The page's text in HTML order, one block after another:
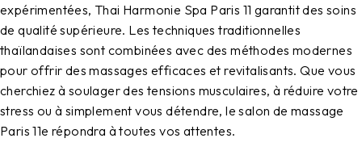
expérimentées, Thai Harmonie Spa Paris 11 garantit des soins
de qualité supérieure. Les techniques traditionnelles
thaïlandaises sont combinées avec des méthodes modernes
pour offrir des massages efficaces et revitalisants. Que vous
cherchiez à soulager des tensions musculaires, à réduire votre
stress ou à simplement vous détendre, lesalon de massage
Paris 11e répondra à toutes vos attentes.